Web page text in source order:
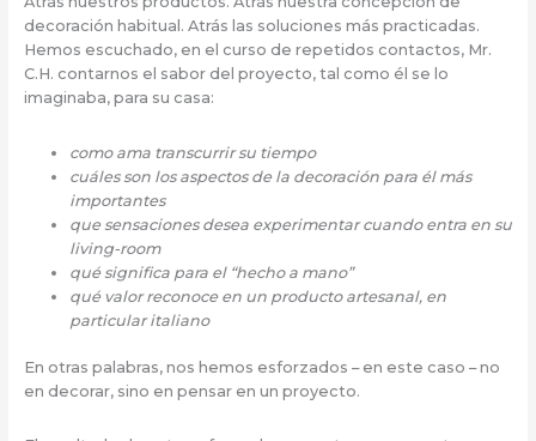
decoración habitual. Atrás las soluciones más practicadas.
Hemos escuchado, en el curso de repetidos contactos, Mr.
C.H. contarnos el sabor del proyecto, tal como él se lo
imaginaba, para su casa:
como ama transcurrir su tiempo
cuáles son los aspectos de la decoración para él más
importantes
que sensaciones desea experimentar cuando entra en su
living-room
qué significa para el “hecho a mano”
qué valor reconoce en un producto artesanal, en
particular italiano
En otras palabras, nos hemos esforzados – en este caso – no
en decorar, sino en pensar en un proyecto.